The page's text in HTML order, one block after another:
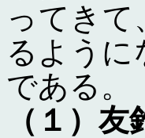
ってき
るように
である。
（１）